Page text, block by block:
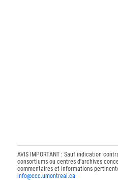
AVIS IMPORTANT : Sauf indication
consortiums ou centres d'archives
commentaires et informations
info@ccc.umontreal.ca